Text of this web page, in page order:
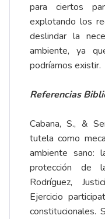
para ciertos
explotando los
deslindar la
ambiente, ya
podríamos existir.
Referencias
Cabana, S., &
tutela como
ambiente sano:
protección de
Rodríguez,
Ejercicio
constitucionales.